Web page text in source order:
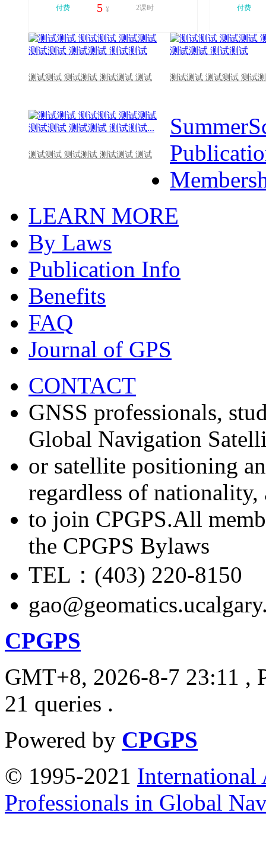
付费 5 ¥
2课时
付费
测试测试 测试测试 测试测试 测试 测试测试 测试测试 测试
测试测试 测试测试 测试测试 测试
LEARN MORE
By Laws
Publication Info
Benefits
FAQ
Journal of GPS
CONTACT
GNSS professionals,
Global Navigation
or satellite positioning
regardless of nationality,
to join CPGPS.All
the CPGPS Bylaws
TEL：(403) 220-8150
CPGPS
GMT+8, 2026-8-7 23:11 ,
21 queries .
Powered by CPGPS
© 1995-2021 International
Professionals in Global